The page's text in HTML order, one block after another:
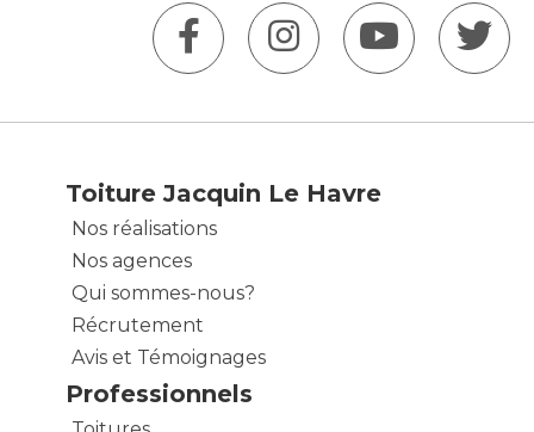
Toiture Jacquin Le Havre
Nos réalisations
Nos agences
Qui sommes-nous?
Récrutement
Avis et Témoignages
Professionnels